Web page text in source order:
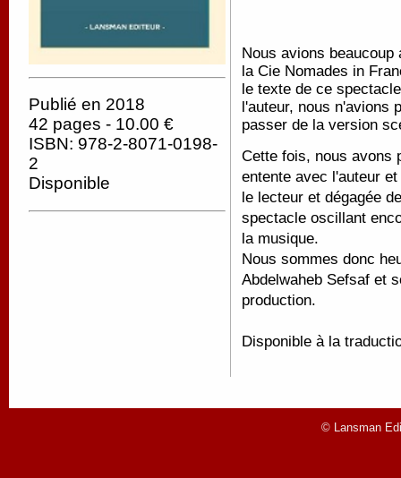
Publié en 2018
42 pages - 10.00 €
ISBN: 978-2-8071-0198-
2
Disponible
Nous avions
la Cie Nomades in
le texte de ce
l'auteur, nous n'avions
passer de la version
Cette fois, nous avons
entente avec l'auteur
le lecteur et dégagée
spectacle oscillant
la musique.
Nous sommes donc
Abdelwaheb Sefsaf et
production.
Disponible à la
© Lansman